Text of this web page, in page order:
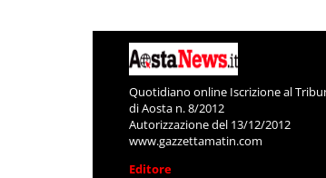
Quotidiano online Iscrizione al
di Aosta n. 8/2012
Autorizzazione del 13/12/2012
www.gazzettamatin.com
Editore